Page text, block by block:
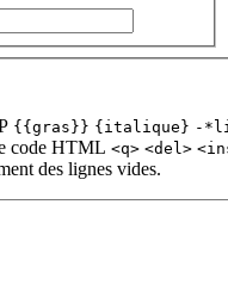
{{gras}} {italique} -
code HTML <q> <del>
des lignes vides.